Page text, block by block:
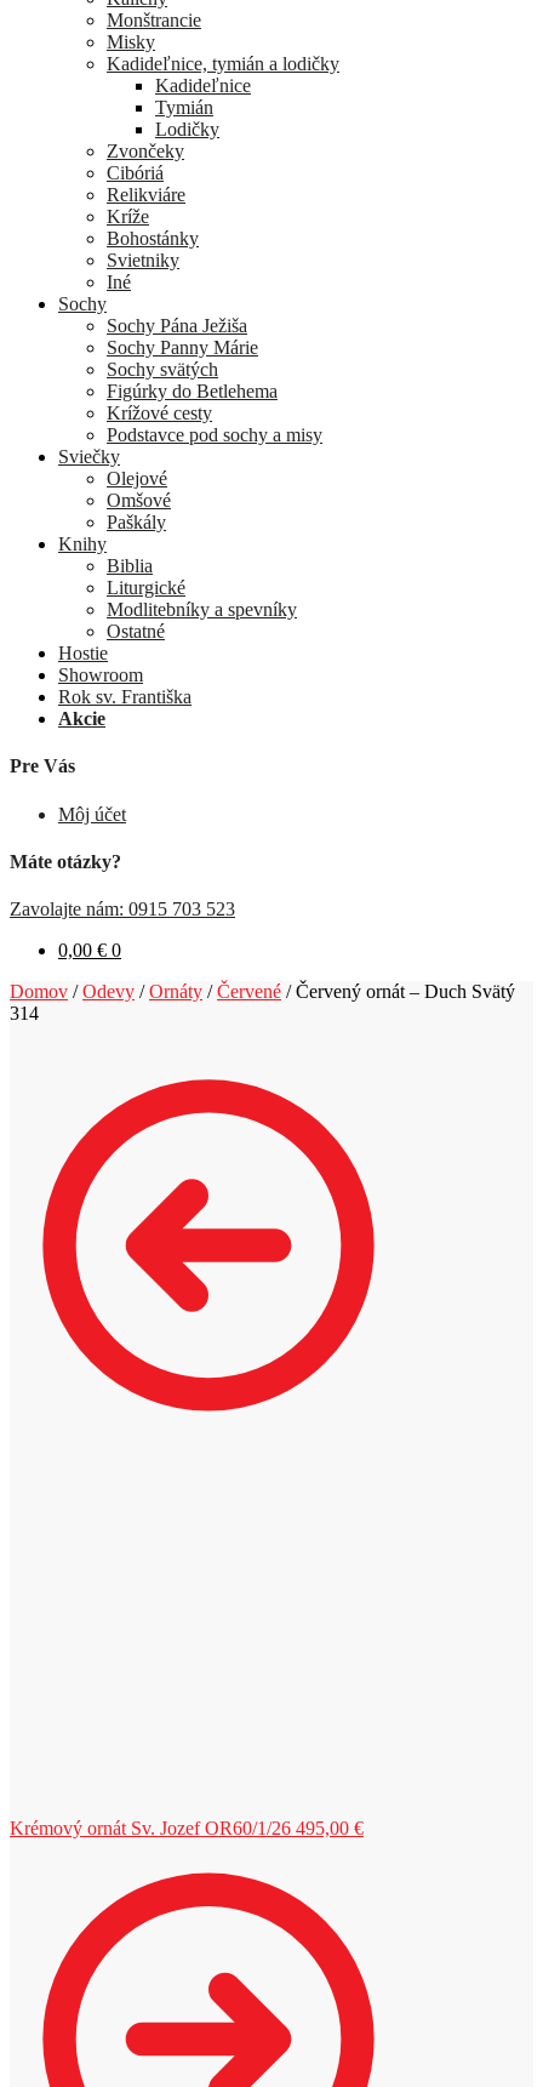
Monštrancie
Misky
Kadideľnice, tymián a lodičky
Kadideľnice
Tymián
Lodičky
Zvončeky
Cibóriá
Relikviáre
Kríže
Bohostánky
Svietniky
Iné
Sochy
Sochy Pána Ježiša
Sochy Panny Márie
Sochy svätých
Figúrky do Betlehema
Krížové cesty
Podstavce pod sochy a misy
Sviečky
Olejové
Omšové
Paškály
Knihy
Biblia
Liturgické
Modlitebníky a spevníky
Ostatné
Hostie
Showroom
Rok sv. Františka
Akcie
Pre Vás
Môj účet
Máte otázky?
Zavolajte nám: 0915 703 523
0,00 € 0
Domov /Odevy /Ornáty /Červené /Červený ornát – Duch Svätý
314
Krémový ornát Sv. Jozef OR60/1/26 495,00 €